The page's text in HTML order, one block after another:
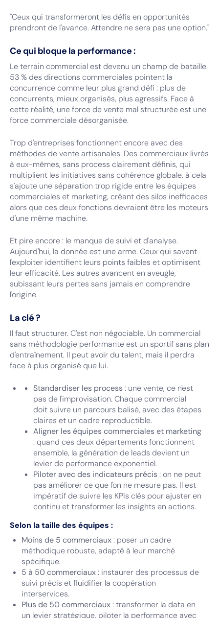
"Ceux qui transformeront les défis en opportunités
prendront de l'avance. Attendre ne sera pas une option."
Ce qui bloque la performance :
Le terrain commercial est devenu un champ de bataille.
53 % des directions commerciales pointent la
concurrence comme leur plus grand défi : plus de
concurrents, mieux organisés, plus agressifs. Face à
cette réalité, une force de vente mal structurée est une
force commerciale désorganisée.
Trop d'entreprises fonctionnent encore avec des
méthodes de vente artisanales. Des commerciaux livrés
à eux-mêmes, sans process clairement définis, qui
multiplient les initiatives sans cohérence globale. à cela
s'ajoute une séparation trop rigide entre les équipes
commerciales et marketing, créant des silos inefficaces
alors que ces deux fonctions devraient être les moteurs
d'une même machine.
Et pire encore : le manque de suivi et d'analyse.
Aujourd'hui, la donnée est une arme. Ceux qui savent
l'exploiter identifient leurs points faibles et optimisent
leur efficacité. Les autres avancent en aveugle,
subissant leurs pertes sans jamais en comprendre
l'origine.
La clé ?
Il faut structurer. C'est non négociable. Un commercial
sans méthodologie performante est un sportif sans plan
d'entraînement. Il peut avoir du talent, mais il perdra
face à plus organisé que lui.
Standardiser les process: une vente, ce n'est
pas de l'improvisation. Chaque commercial
doit suivre un parcours balisé, avec des étapes
claires et un cadre reproductible.
Aligner les équipes commerciales et marketing
: quand ces deux départements fonctionnent
ensemble, la génération de leads devient un
levier de performance exponentiel.
Piloter avec des indicateurs précis: on ne peut
pas améliorer ce que l'on ne mesure pas. Il est
impératif de suivre les KPIs clés pour ajuster en
continu et transformer les insights en actions.
Selon la taille des équipes :
Moins de 5 commerciaux: poser un cadre
méthodique robuste, adapté à leur marché
spécifique.
5 à 50 commerciaux: instaurer des processus de
suivi précis et fluidifier la coopération
interservices.
Plus de 50 commerciaux: transformer la data en
un levier stratégique, piloter la performance avec